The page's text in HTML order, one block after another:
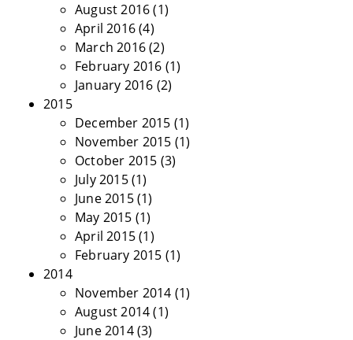
August 2016(1)
April 2016(4)
March 2016(2)
February 2016 (1)
January 2016 (2)
2015
December 2015 (1)
November 2015 (1)
October 2015 (3)
July 2015(1)
June 2015(1)
May 2015 (1)
April 2015(1)
February 2015 (1)
2014
November 2014 (1)
August 2014(1)
June 2014(3)